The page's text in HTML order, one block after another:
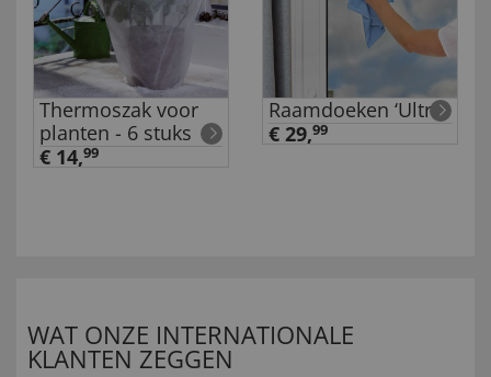
Thermoszak voor
planten - 6 stuks
€ 14,99
Raamdoeken ‘Ultra’
€ 29,99
WAT ONZE INTERNATIONALE
KLANTEN ZEGGEN